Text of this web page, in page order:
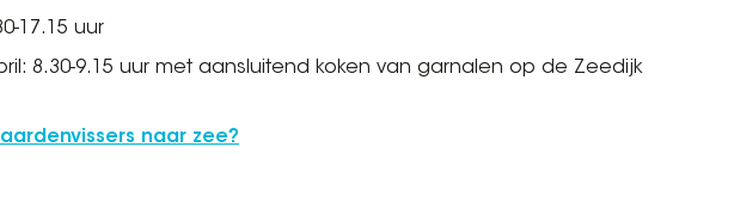
17.15 uur
8.30-9.15 uur met aansluitend koken van garnalen op de Zeedijk
naar zee?